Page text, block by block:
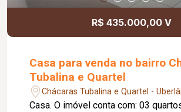
R$ 435.000,00 V
Casa para venda no bairro
Tubalina e Quartel
Chácaras Tubalina e Quartel -
Casa. O imóvel conta com: 03 quartos, sendo 01